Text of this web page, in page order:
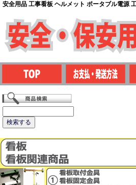
安全用品 工事看板 ヘルメット ポータブル電源